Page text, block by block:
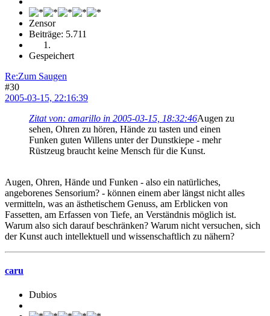
Zensor
Beiträge: 5.711
Gespeichert
Re:Zum Saugen
#30
2005-03-15, 22:16:39
Zitat von: amarillo in 2005-03-15, 18:32:46Augen zu
sehen, Ohren zu hören, Hände zu tasten und einen
Funken guten Willens unter der Dunstkiepe - mehr
Rüstzeug braucht keine Mensch für die Kunst.
Augen, Ohren, Hände und Funken - also ein natürliches,
angeborenes Sensorium? - können einem aber längst nicht alles
vermitteln, was an ästhetischem Genuss, am Erblicken von
Fassetten, am Erfassen von Tiefe, an Verständnis möglich ist.
Warum also sich darauf beschränken? Warum nicht versuchen, sich
der Kunst auch intellektuell und wissenschaftlich zu nähern?
caru
Dubios